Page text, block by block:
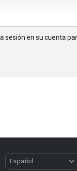
sesión en su cuenta
Español